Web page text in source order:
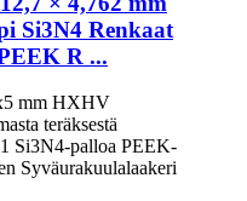
Si3N4 Renkaat
R ...